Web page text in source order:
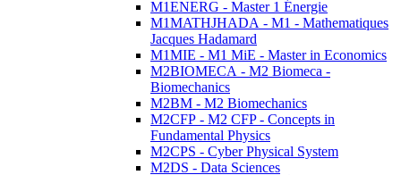
M1ENERG - Master 1 Énergie
M1MATHJHADA - M1 - Mathematiques
Jacques Hadamard
M1MIE - M1 MiE - Master in Economics
M2BIOMECA - M2 Biomeca -
Biomechanics
M2BM - M2 Biomechanics
M2CFP - M2 CFP - Concepts in
Fundamental Physics
M2CPS - Cyber Physical System
M2DS - Data Sciences